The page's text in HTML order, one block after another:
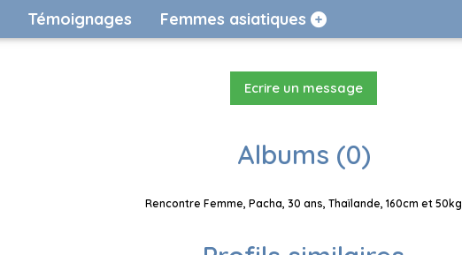
Témoignages Femmes asiatiques
Ecrire un message
Albums (0)
Rencontre Femme, Pacha, 30 ans, Thaïlande, 160cm et 50kg